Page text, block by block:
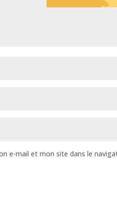
e-mail et mon site dans le